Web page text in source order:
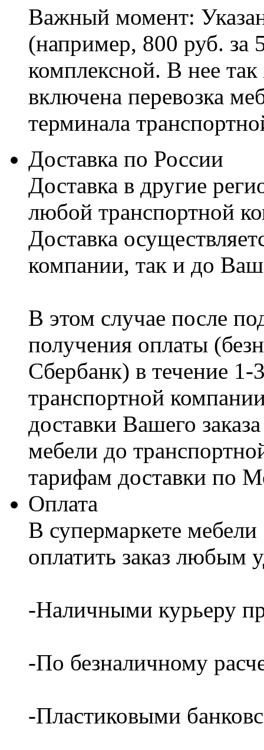
Важный момент:
(например, 800 руб. за
комплексной. В нее
включена перевозка
терминала
Доставка по России
Доставка в другие
любой транспортной
Доставка
компании, так и до
В этом случае после
получения оплаты
Сбербанк) в течение
транспортной
доставки Вашего
мебели до
тарифам доставки по
Оплата
В супермаркете
оплатить заказ любым
-Наличными курьеру
-По безналичному
-Пластиковыми